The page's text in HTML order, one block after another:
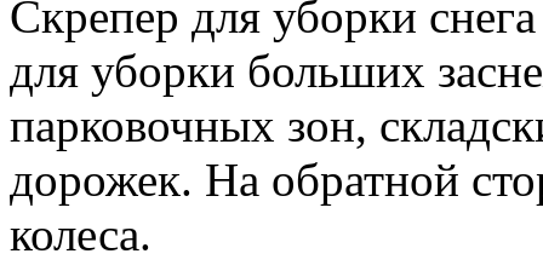
Скрепер для уборки
для уборки больших
парковочных зон,
дорожек. На обратной
колеса.